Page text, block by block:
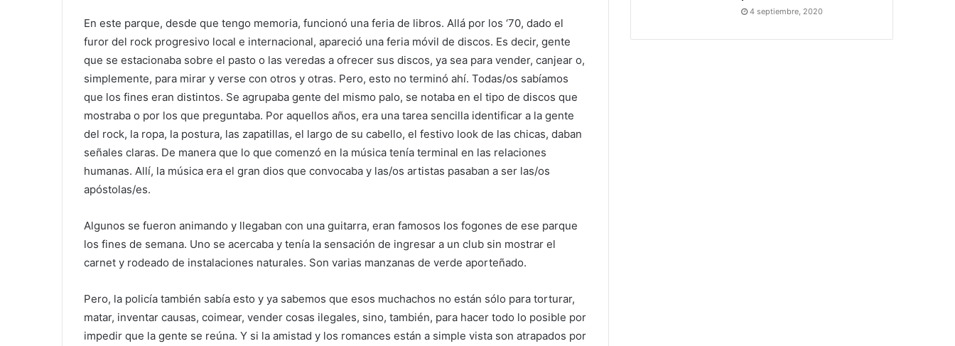
En este parque, desde que tengo memoria, funcionó una feria de libros. Allá por los ‘70, dado el
furor del rock progresivo local e internacional, apareció una feria móvil de discos. Es decir, gente
que se estacionaba sobre el pasto o las veredas a ofrecer sus discos, ya sea para vender, canjear o,
simplemente, para mirar y verse con otros y otras. Pero, esto no terminó ahí. Todas/os sabíamos
que los fines eran distintos. Se agrupaba gente del mismo palo, se notaba en el tipo de discos que
mostraba o por los que preguntaba. Por aquellos años, era una tarea sencilla identificar a la gente
del rock, la ropa, la postura, las zapatillas, el largo de su cabello, el festivo look de las chicas, daban
señales claras. De manera que lo que comenzó en la música tenía terminal en las relaciones
humanas. Allí, la música era el gran dios que convocaba y las/os artistas pasaban a ser las/os
apóstolas/es.
Algunos se fueron animando y llegaban con una guitarra, eran famosos los fogones de ese parque
los fines de semana. Uno se acercaba y tenía la sensación de ingresar a un club sin mostrar el
carnet y rodeado de instalaciones naturales. Son varias manzanas de verde aporteñado.
Pero, la policía también sabía esto y ya sabemos que esos muchachos no están sólo para torturar,
matar, inventar causas, coimear, vender cosas ilegales, sino, también, para hacer todo lo posible por
impedir que la gente se reúna. Y si la amistad y los romances están a simple vista son atrapados por
4 septiembre, 2020